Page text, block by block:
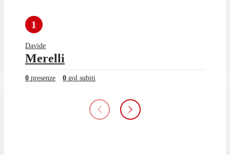
1
Davide
Merelli
0 presenze 0 gol subiti